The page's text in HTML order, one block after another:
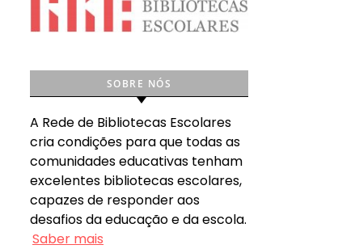
SOBRE NÓS
A Rede de Bibliotecas Escolares
cria condições para que todas as
comunidades educativas tenham
excelentes bibliotecas escolares,
capazes de responder aos
desafios da educação e da escola.
Saber mais